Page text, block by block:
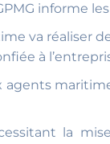
informe
va réaliser
à
la